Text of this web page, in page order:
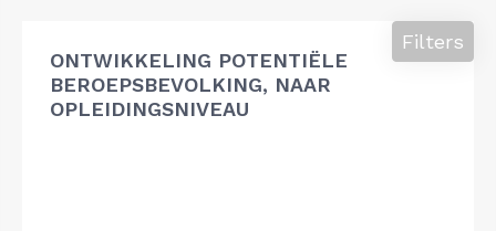
ONTWIKKELING POTENTIËLE
BEROEPSBEVOLKING, NAAR
OPLEIDINGSNIVEAU
Filters